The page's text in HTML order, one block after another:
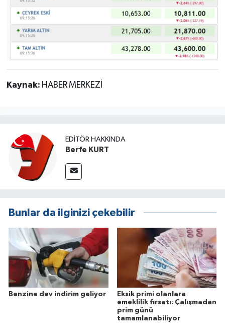
Kaynak: HABER MERKEZİ
EDITÖR HAKKINDA
Berfe KURT
Bunlar da ilginizi çekebilir
Benzine dev indirim geliyor
Eksik primi olanlara
emeklilik fırsatı: Çalışmadan
prim günü
tamamlanabiliyor